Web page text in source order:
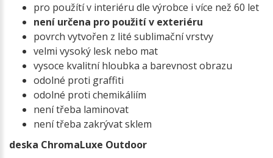
pro použítí v interiéru dle výrobce i více než 60 let
není určena pro použití v exteriéru
povrch vytvořen z lité sublimační vrstvy
velmi vysoký lesk nebo mat
vysoce kvalitní hloubka a barevnost obrazu
odolné proti graffiti
odolné proti chemikáliím
není třeba laminovat
není třeba zakrývat sklem
deska ChromaLuxe Outdoor